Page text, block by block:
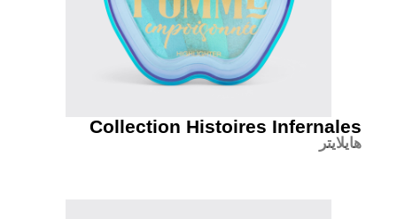
Collection Histoires Infernales
هایلایتر